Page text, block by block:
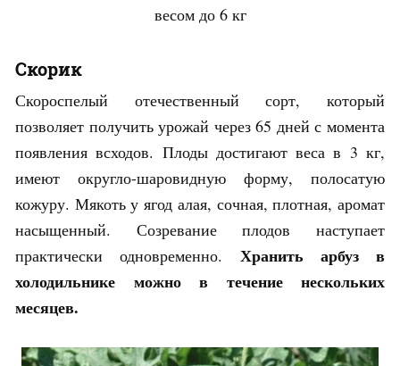
весом до 6 кг
Скорик
Скороспелый отечественный сорт, который
позволяет получить урожай через 65 дней с момента
появления всходов. Плоды достигают веса в 3 кг,
имеют округло-шаровидную форму, полосатую
кожуру. Мякоть у ягод алая, сочная, плотная, аромат
насыщенный. Созревание плодов наступает
практически одновременно. Хранить арбуз в
холодильнике можно в течение нескольких
месяцев.